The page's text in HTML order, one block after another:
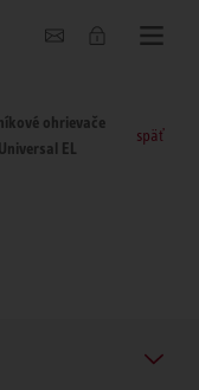
ohrievače
EL
späť